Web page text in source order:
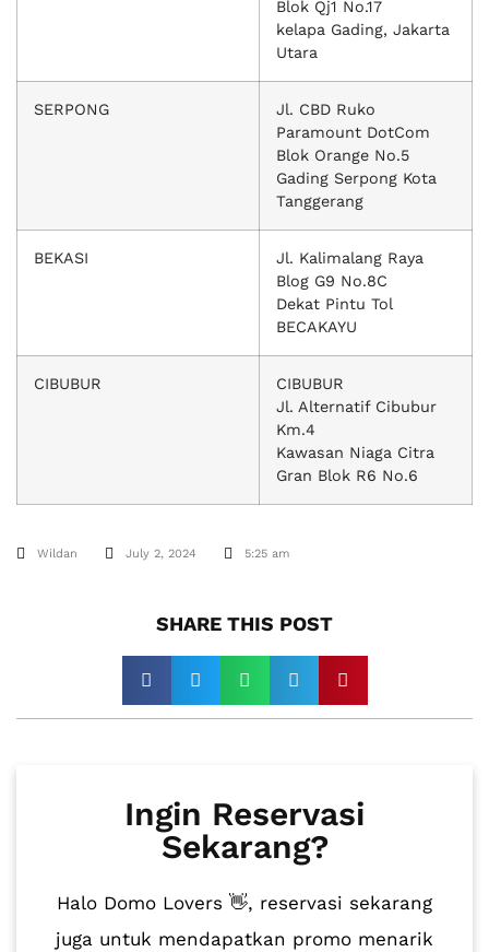
Blok Qj1 No.17
kelapa Gading, Jakarta
Utara
SERPONG
Jl. CBD Ruko
Paramount DotCom
Blok Orange No.5
Gading Serpong Kota
Tanggerang
BEKASI
Jl. Kalimalang Raya
Blog G9 No.8C
Dekat Pintu Tol
BECAKAYU
CIBUBUR
CIBUBUR
Jl. Alternatif Cibubur
Km.4
Kawasan Niaga Citra
Gran Blok R6 No.6
Wildan July 2, 2024 5:25 am
SHARE THIS POST​
Ingin Reservasi
Sekarang?
Halo Domo Lovers 👋, reservasi sekarang
juga untuk mendapatkan promo menarik